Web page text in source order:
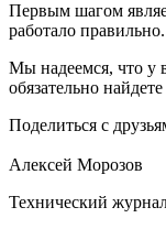
Первым шагом
работало
Мы надеемся, что у
обязательно
Поделиться с
Алексей Морозов
Технический